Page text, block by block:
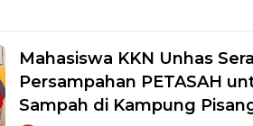
Mahasiswa KKN Unhas
Persampahan PETASAH
Sampah di Kampung